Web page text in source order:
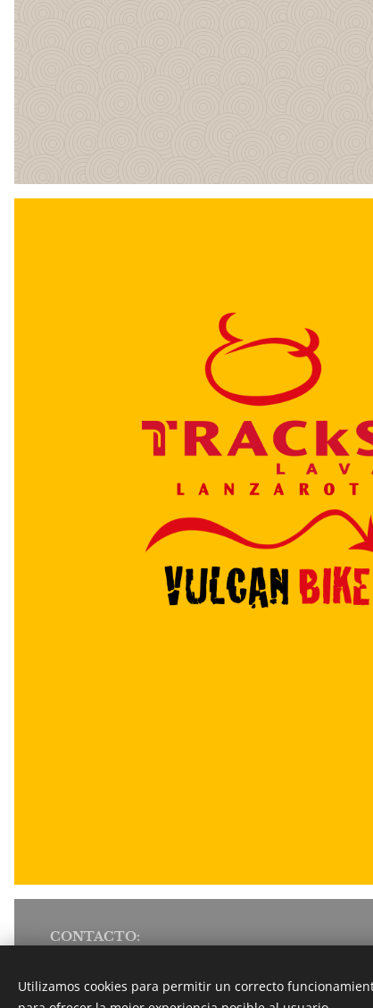
CONTACTO:
+34 639 223 850 JUSTO
+34 634 520 754 MAXI
Utilizamos cookies para permitir un correcto